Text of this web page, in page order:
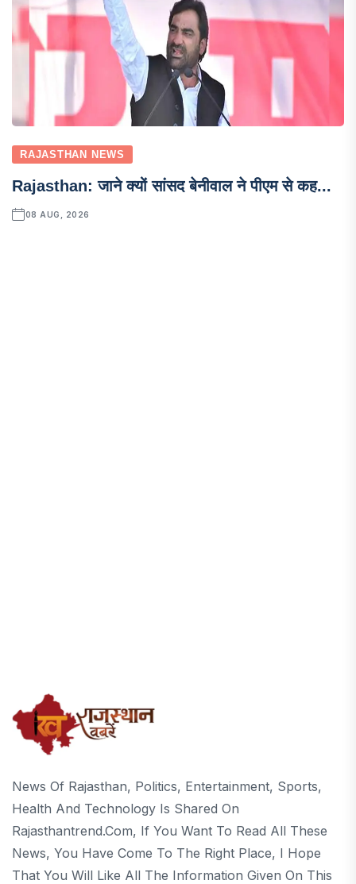
RAJASTHAN NEWS
Rajasthan: जाने क्यों सांसद बेनीवाल ने पीएम से कह...
08 AUG, 2026
News Of Rajasthan, Politics, Entertainment, Sports,
Health And Technology Is Shared On
Rajasthantrend.com, If You Want To Read All These
News, You Have Come To The Right Place, I Hope
That You Will Like All The Information Given On This